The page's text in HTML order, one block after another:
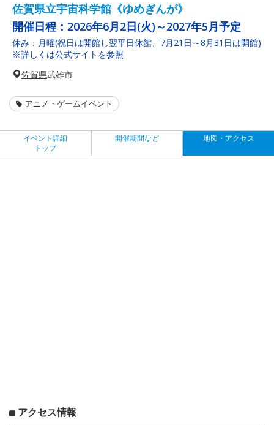
佐賀県立宇宙科学館《ゆめぎんが》
開催日程： 2026年6月2日(火)～2027年5月予定
休み：月曜(祝日は開館し翌平日休館、7月21日～8月31日は開館)
※詳しくは公式サイトを参照
佐賀県武雄市
アニメ・ゲームイベント
イベント詳細
トップ
開催期間など 地図・アクセス
アクセス情報